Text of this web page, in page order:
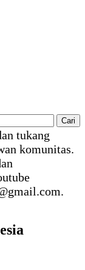
tukang
komunitas.